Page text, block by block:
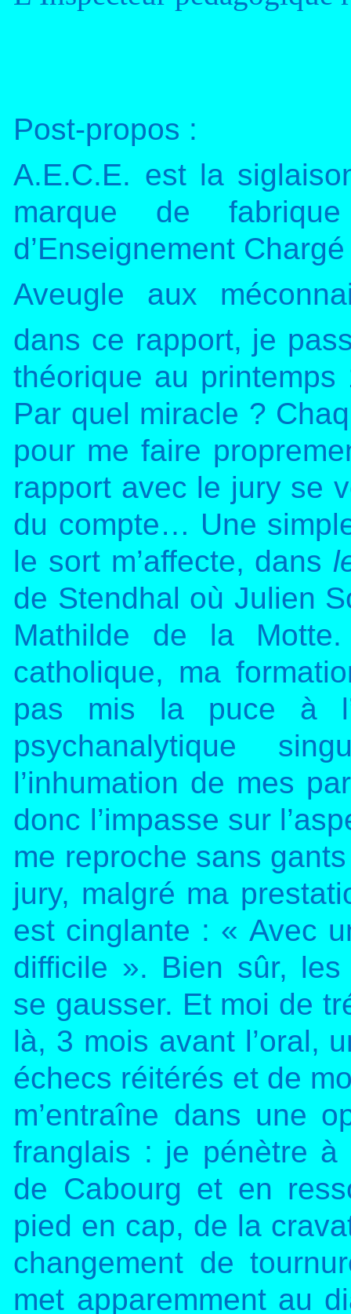
Post-propos :
A.E.C.E. est la
marque de
d’Enseignement
Aveugle aux
dans ce rapport, je
théorique au printemps
Par quel miracle ?
pour me faire
rapport avec le jury se
du compte… Une
le sort m’affecte, dans
de Stendhal où Julien
Mathilde de la
catholique, ma
pas mis la puce à
psychanalytique
l’inhumation de mes
donc l’impasse sur
me reproche sans
jury, malgré ma
est cinglante : « Avec
difficile ». Bien sûr,
se gausser. Et moi de
là, 3 mois avant l’oral,
échecs réitérés et de
m’entraîne dans une
franglais : je pénètre
de Cabourg et en
pied en cap, de la
changement de
met apparemment au